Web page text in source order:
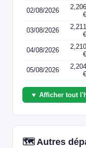
02/08/2026
2,206
€
03/08/2026
2,211
€
04/08/2026
2,210
€
05/08/2026
2,204
€
▼ Afficher tout
🗺️ Autres